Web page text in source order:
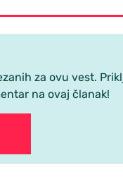
za ovu vest.
na ovaj članak!